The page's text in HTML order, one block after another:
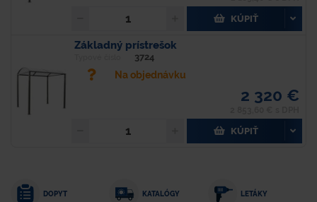
KÚPIŤ
Základný prístrešok
3724
Na objednávku
2 320 €
KÚPIŤ
DOPYT KATALÓGY LETÁKY